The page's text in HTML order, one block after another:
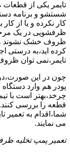
تایمر یکی از
شستشو و برنامه
کار نکرده و یا از
ظرفشویی در یک
ظروف خشک نشوند و
کرده اید،به درستی
تایمر،نمی توان
چون در این
پودر هم وارد
چرخد،بهتر است با
قطعه را بررسی
شما،اقدام به
می نمایند.
تعمیر پمپ تخلیه